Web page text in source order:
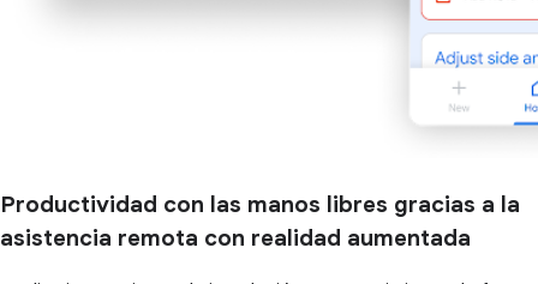
Productividad con las manos libres gracias a la
asistencia remota con realidad aumentada